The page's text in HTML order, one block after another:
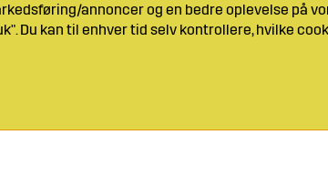
annoncer og en bedre oplevelse på
Du kan til enhver tid selv kontrollere, hvilke